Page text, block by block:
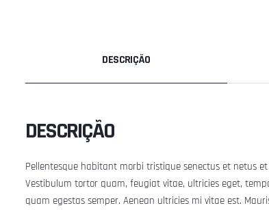
DESCRIÇÃO
DESCRIÇÃO
Pellentesque habitant morbi tristique senectus et netus
Vestibulum tortor quam, feugiat vitae, ultricies eget,
quam egestas semper. Aenean ultricies mi vitae est.